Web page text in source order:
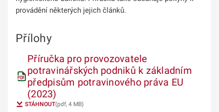
provádění některých jejich článků.
Přílohy
Příručka pro provozovatele
potravinářských podniků k základním
předpisům potravinového práva EU
(2023)
STÁHNOUT(pdf, 4 MB)